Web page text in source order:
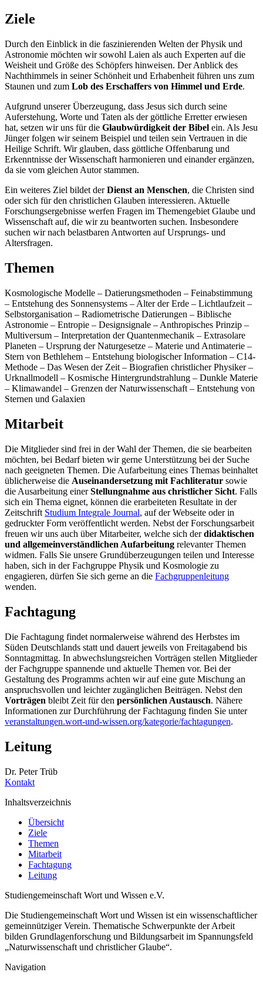
Ziele
Durch den Einblick in die faszinierenden Welten der Physik und
Astronomie möchten wir sowohl Laien als auch Experten auf die
Weisheit und Größe des Schöpfers hinweisen. Der Anblick des
Nachthimmels in seiner Schönheit und Erhabenheit führen uns zum
Staunen und zum Lob des Erschaffers von Himmel und Erde.
Aufgrund unserer Überzeugung, dass Jesus sich durch seine
Auferstehung, Worte und Taten als der göttliche Erretter erwiesen
hat, setzen wir uns für die Glaubwürdigkeit der Bibel ein. Als Jesu
Jünger folgen wir seinem Beispiel und teilen sein Vertrauen in die
Heilige Schrift. Wir glauben, dass göttliche Offenbarung und
Erkenntnisse der Wissenschaft harmonieren und einander ergänzen,
da sie vom gleichen Autor stammen.
Ein weiteres Ziel bildet derDienst an Menschen, die Christen sind
oder sich für den christlichen Glauben interessieren. Aktuelle
Forschungsergebnisse werfen Fragen im Themengebiet Glaube und
Wissenschaft auf, die wir zu beantworten suchen. Insbesondere
suchen wir nach belastbaren Antworten auf Ursprungs- und
Altersfragen.
Themen
Kosmologische Modelle – Datierungsmethoden – Feinabstimmung
– Entstehung des Sonnensystems – Alter der Erde – Lichtlaufzeit –
Selbstorganisation – Radiometrische Datierungen – Biblische
Astronomie – Entropie – Designsignale – Anthropisches Prinzip –
Multiversum – Interpretation der Quantenmechanik – Extrasolare
Planeten – Ursprung der Naturgesetze – Materie und Antimaterie –
Stern von Bethlehem – Entstehung biologischer Information – C14-
Methode – Das Wesen der Zeit – Biografien christlicher Physiker –
Urknallmodell – Kosmische Hintergrundstrahlung – Dunkle Materie
– Klimawandel – Grenzen der Naturwissenschaft – Entstehung von
Sternen und Galaxien
Mitarbeit
Die Mitglieder sind frei in der Wahl der Themen, die sie bearbeiten
möchten, bei Bedarf bieten wir gerne Unterstützung bei der Suche
nach geeigneten Themen. Die Aufarbeitung eines Themas beinhaltet
üblicherweise die Auseinandersetzung mit Fachliteratur sowie
die Ausarbeitung einerStellungnahme aus christlicher Sicht. Falls
sich ein Thema eignet, können die erarbeiteten Resultate in der
Zeitschrift Studium Integrale Journal, auf der Webseite oder in
gedruckter Form veröffentlicht werden. Nebst der Forschungsarbeit
freuen wir uns auch über Mitarbeiter, welche sich derdidaktischen
und allgemeinverständlichen Aufarbeitung relevanter Themen
widmen. Falls Sie unsere Grundüberzeugungen teilen und Interesse
haben, sich in der Fachgruppe Physik und Kosmologie zu
engagieren, dürfen Sie sich gerne an die Fachgruppenleitung
wenden.
Fachtagung
Die Fachtagung findet normalerweise während des Herbstes im
Süden Deutschlands statt und dauert jeweils von Freitagabend bis
Sonntagmittag. In abwechslungsreichen Vorträgen stellen Mitglieder
der Fachgruppe spannende und aktuelle Themen vor. Bei der
Gestaltung des Programms achten wir auf eine gute Mischung an
anspruchsvollen und leichter zugänglichen Beiträgen. Nebst den
Vorträgen bleibt Zeit für den persönlichen Austausch. Nähere
Informationen zur Durchführung der Fachtagung finden Sie unter
veranstaltungen.wort-und-wissen.org/kategorie/fachtagungen.
Leitung
Dr. Peter Trüb
Kontakt
Inhaltsverzeichnis
Übersicht
Ziele
Themen
Mitarbeit
Fachtagung
Leitung
Studiengemeinschaft Wort und Wissen e.V.
Die Studiengemeinschaft Wort und Wissen ist ein wissenschaftlicher
gemeinnütziger Verein. Thematische Schwerpunkte der Arbeit
bilden Grundlagenforschung und Bildungsarbeit im Spannungsfeld
„Naturwissenschaft und christlicher Glaube“.
Navigation